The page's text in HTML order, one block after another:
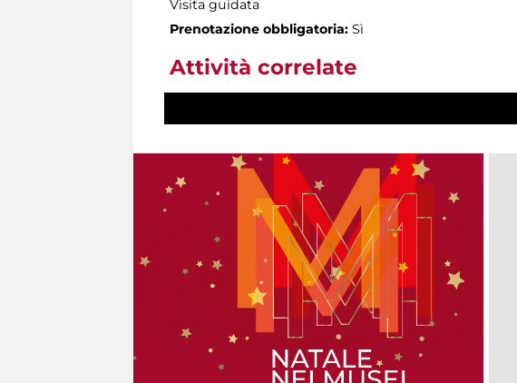
Visita guidata
Prenotazione obbligatoria: Sì
Attività correlate